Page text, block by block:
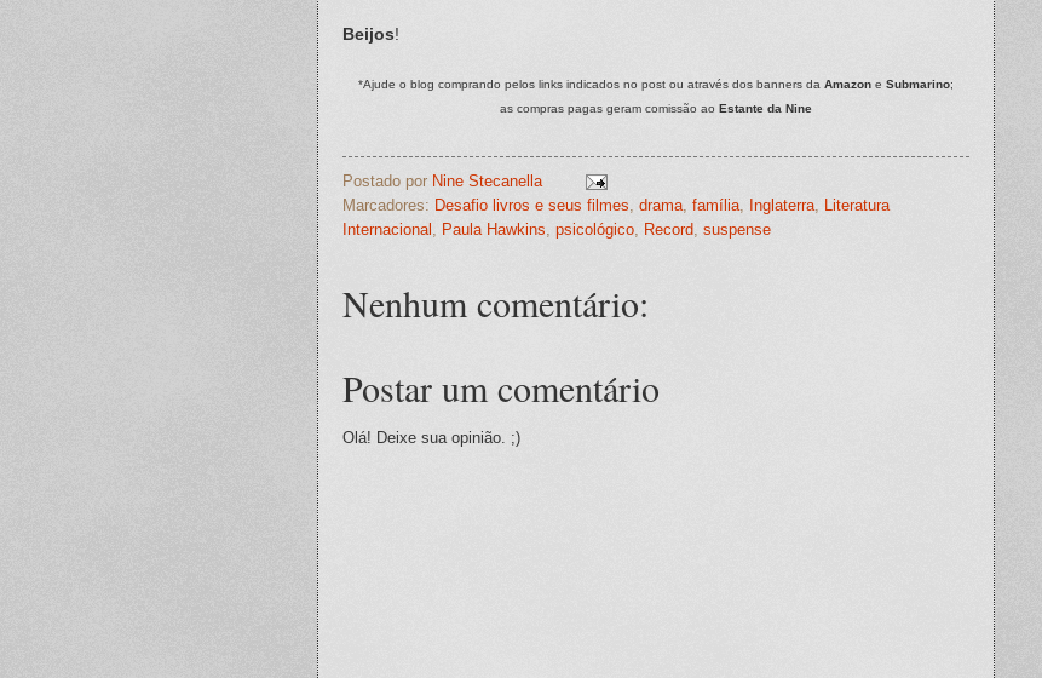
Beijos!
*Ajude o blog comprando pelos links indicados no post ou através dos banners da Amazon e Submarino;
as compras pagas geram comissão ao Estante da Nine
Postado por Nine Stecanella
Marcadores: Desafio livros e seus filmes drama família Inglaterra
Literatura
Internacional
Paula Hawkins psicológico Record suspense
Nenhum comentário:
Postar um comentário
Olá! Deixe sua opinião. ;)